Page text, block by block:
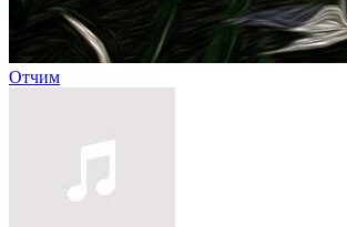
Отчим